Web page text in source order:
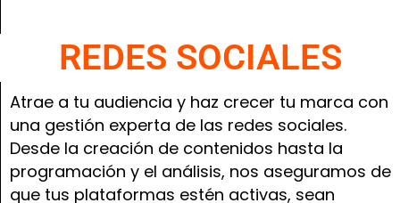
REDES SOCIALES
Atrae a tu audiencia y haz crecer tu marca con
una gestión experta de las redes sociales.
Desde la creación de contenidos hasta la
programación y el análisis, nos aseguramos de
que tus plataformas estén activas, sean